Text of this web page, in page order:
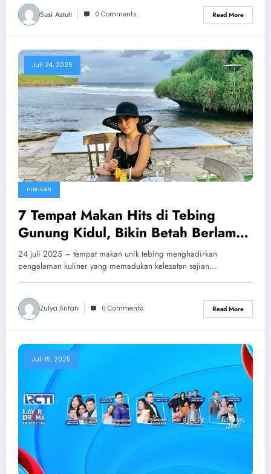
Susi Astuti 0 Comments Read More
Juli 24, 2025
HIBURAN
7 Tempat Makan Hits di Tebing
Gunung Kidul, Bikin Betah Berlama-
lama
24 juli 2025 – tempat makan unik tebing menghadirkan
pengalaman kuliner yang memadukan kelezatan sajian…
Zulya Arifah 0 Comments Read More
Juli 15, 2025